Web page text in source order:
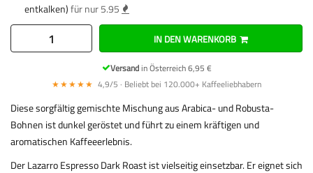
entkalken)für nur 5.95
IN DEN WARENKORB
Versandin Österreich 6,95 €
★★★★★ 4,9/5 · Beliebt bei 120.000+ Kaffeeliebhabern
Diese sorgfältig gemischte Mischung aus Arabica- und Robusta-
Bohnen ist dunkel geröstet und führt zu einem kräftigen und
aromatischen Kaffeeerlebnis.
Der Lazarro Espresso Dark Roast ist vielseitig einsetzbar. Er eignet sich